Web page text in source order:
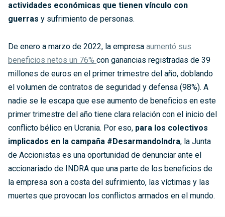
actividades económicas que tienen vínculo con
guerras y sufrimiento de personas.
De enero a marzo de 2022, la empresa aumentó sus
beneficios netos un 76% con ganancias registradas de 39
millones de euros en el primer trimestre del año, doblando
el volumen de contratos de seguridad y defensa (98%). A
nadie se le escapa que ese aumento de beneficios en este
primer trimestre del año tiene clara relación con el inicio del
conflicto bélico en Ucrania. Por eso, para los colectivos
implicados en la campaña #DesarmandoIndra, la Junta
de Accionistas es una oportunidad de denunciar ante el
accionariado de INDRA que una parte de los beneficios de
la empresa son a costa del sufrimiento, las víctimas y las
muertes que provocan los conflictos armados en el mundo.